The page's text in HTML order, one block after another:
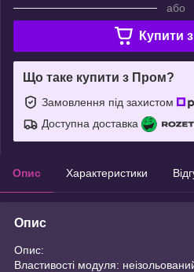
або
Купити з
Що таке купити з Пром?
Замовлення під захистом
Доступна доставка
Опис Характеристики
Опис
Опис:
Властивості модуля: